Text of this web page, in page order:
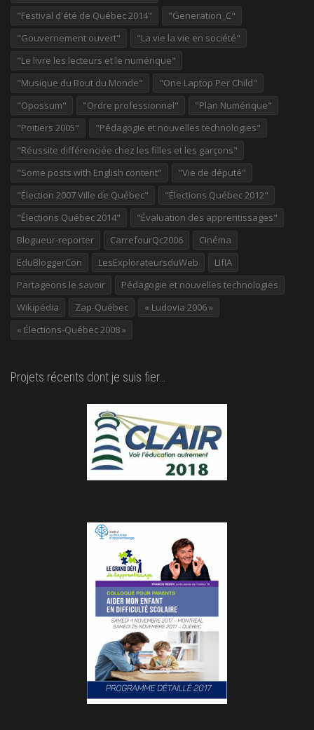
"Festival d'été de Québec 2014"
"Generation_C"
"Gouvernement ouvert"
"La vie la vie en société"
"Le livre les lecteurs et le numérique"
"Musique du Bout du Monde"
"One Laptop Per Child"
"Opossum"
"Ordre professionnel"
"Plan Numérique"
"Poitiers 2005"
"Pédagogie et nouvelles technologies"
"Réussite différenciée chez les filles et les garçons"
"Some posts with English content"
"Vie de député"
"Élection 2007 Ville de Québec"
"Élections Québec 2012"
"Élections Québec 2014"
"Évaluation des apprentissages"
Blogueur-reporter
CarrefourQc2006
Cinéma
EduBloggerCon
LesExplorateursduWeb
LIfIA
Partageons le savoir
Pédagogie et nouvelles technologies
Wikipédia
Zap-Québec
« Ludovia 2006 »
« Élections-Québec 2008 »
Projets récents dont je suis fier…